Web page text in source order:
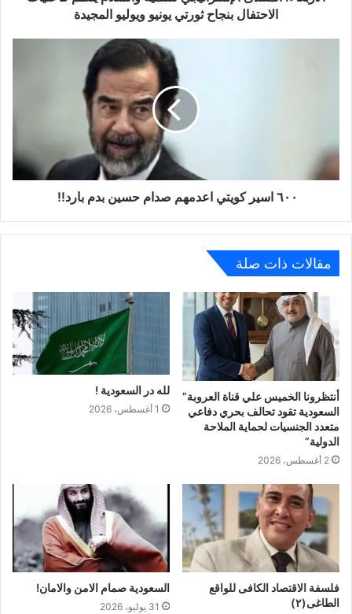
الاحتفال بنجاح ثورتي يونيو ويوليو المجيدة
٦٠٠ اسير كويتي اعدمهم صدام حسين بدم بارد!!
مقالات ذات صلة
أنتظرونا الخميس علي قناة العروبة”
السعودية تقود تحالف بحري دفاعي
متعدد الجنسيات لحماية الملاحة
الدولية”
2 أغسطس، 2026
لله در السعودية !
1 أغسطس، 2026
فلسفة الاقتصاد الكافى للواقع
الطاغى(٢)
السعودية صمام الامن والامان!
31 يوليو، 2026